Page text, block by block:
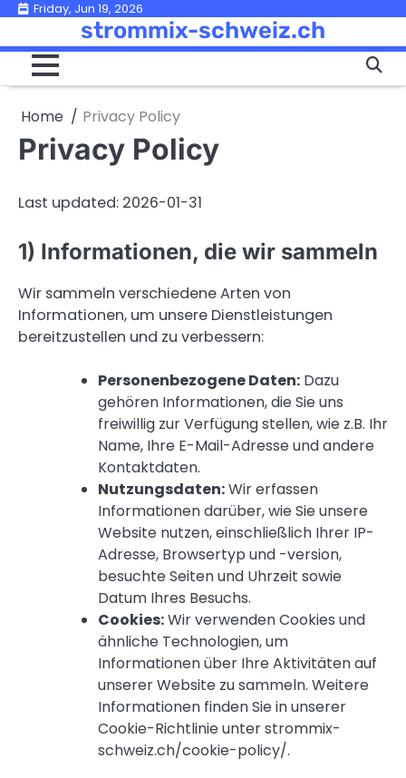
Skip
content
Friday, Jun 19, 2026
strommix-schweiz.ch
Home Privacy Policy
Privacy Policy
Last updated: 2026-01-31
1) Informationen, die wir sammeln
Wir sammeln verschiedene Arten von
Informationen, um unsere Dienstleistungen
bereitzustellen und zu verbessern:
Personenbezogene Daten: Dazu
gehören Informationen, die Sie uns
freiwillig zur Verfügung stellen, wie z.B. Ihr
Name, Ihre E-Mail-Adresse und andere
Kontaktdaten.
Nutzungsdaten:Wir erfassen
Informationen darüber, wie Sie unsere
Website nutzen, einschließlich Ihrer IP-
Adresse, Browsertyp und -version,
besuchte Seiten und Uhrzeit sowie
Datum Ihres Besuchs.
Cookies:Wir verwenden Cookies und
ähnliche Technologien, um
Informationen über Ihre Aktivitäten auf
unserer Website zu sammeln. Weitere
Informationen finden Sie in unserer
Cookie-Richtlinie unter strommix-
schweiz.ch/cookie-policy/.